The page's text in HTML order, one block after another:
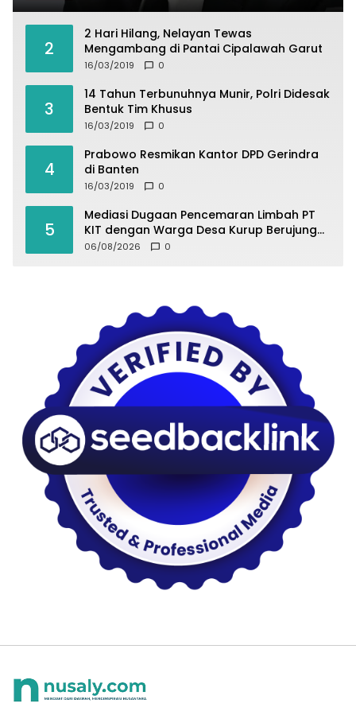
2
2 Hari Hilang, Nelayan Tewas
Mengambang di Pantai Cipalawah Garut
16/03/2019 0
3
14 Tahun Terbunuhnya Munir, Polri Didesak
Bentuk Tim Khusus
16/03/2019 0
4
Prabowo Resmikan Kantor DPD Gerindra
di Banten
16/03/2019 0
5
Mediasi Dugaan Pencemaran Limbah PT
KIT dengan Warga Desa Kurup Berujung
Buntu
06/08/2026 0